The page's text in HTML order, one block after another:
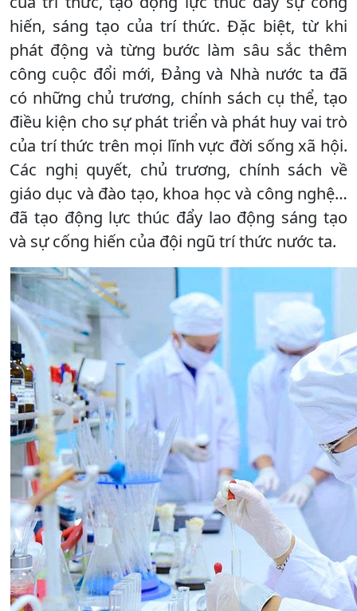
hiến, sáng tạo của trí thức. Đặc biệt, từ khi
phát động và từng bước làm sâu sắc thêm
công cuộc đổi mới, Đảng và Nhà nước ta đã
có những chủ trương, chính sách cụ thể, tạo
điều kiện cho sự phát triển và phát huy vai trò
của trí thức trên mọi lĩnh vực đời sống xã hội.
Các nghị quyết, chủ trương, chính sách về
giáo dục và đào tạo, khoa học và công nghệ…
đã tạo động lực thúc đẩy lao động sáng tạo
và sự cống hiến của đội ngũ trí thức nước ta.